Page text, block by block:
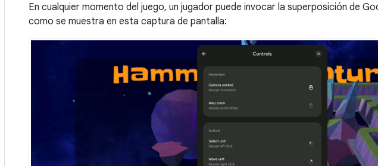
En cualquier momento del juego, un jugador puede invocar la superposición de
como se muestra en esta captura de pantalla: